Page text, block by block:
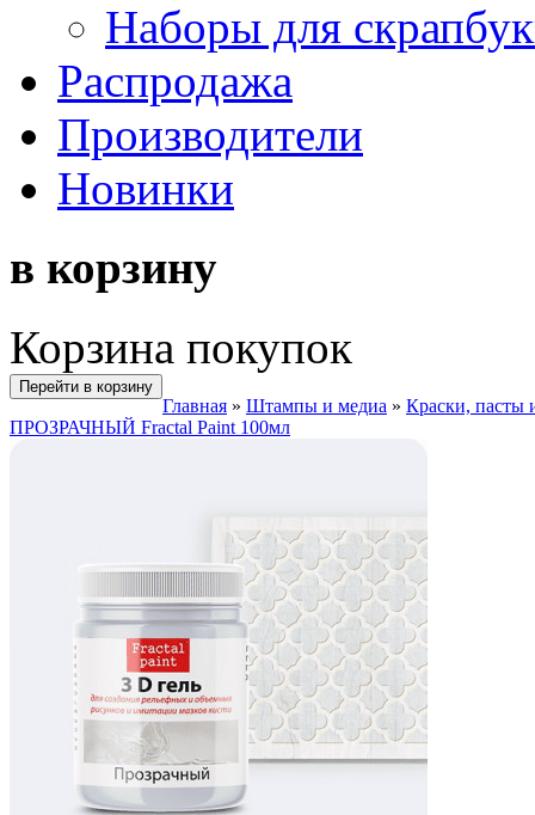
Наборы для
Распродажа
Производители
Новинки
в корзину
Корзина покупок
Перейти в корзину
Главная » Штампы и медиа » Краски, пасты
ПРОЗРАЧНЫЙ Fractal Paint 100мл